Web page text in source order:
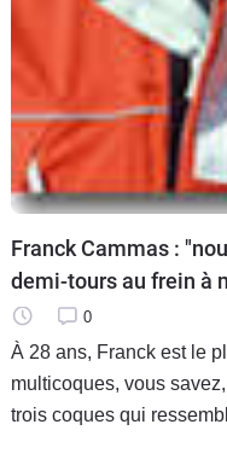
Franck Cammas : "nous
demi-tours au frein à
0
À 28 ans, Franck est le
multicoques, vous
trois coques qui